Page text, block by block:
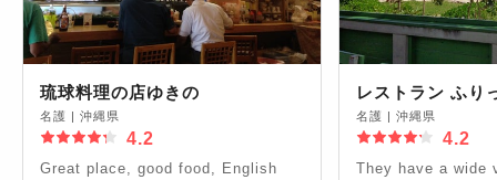
琉球料理の店ゆきの
名護 | 沖縄県
4.2
Great place, good food, English
レストラン ふり
名護 | 沖縄県
4.2
They have a wide